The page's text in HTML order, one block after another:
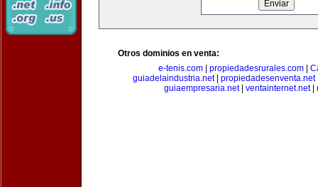
Otros dominios en venta:
e-tenis.com
propiedadesrurales.com
guiadelaindustria.net propiedadesenventa.net
guiaempresaria.net| ventainternet.net|